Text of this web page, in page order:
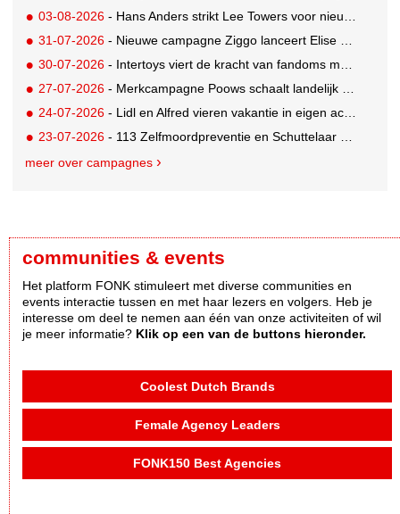
03-08-2026 - Hans Anders strikt Lee Towers voor nieuwe campagne
31-07-2026 - Nieuwe campagne Ziggo lanceert Elise Schaap als expert over de Nederlandse voetbalbeleving
30-07-2026 - Intertoys viert de kracht van fandoms met nieuwe social media campagne rondom Olivia Rodrigo
27-07-2026 - Merkcampagne Poows schaalt landelijk op met gerichte Out of Home strategie
24-07-2026 - Lidl en Alfred vieren vakantie in eigen achtertuin
23-07-2026 - 113 Zelfmoordpreventie en Schuttelaar & Partners richten bewustwordingscampagne op mannen
meer over campagnes
communities & events
Het platform FONK stimuleert met diverse communities en
events interactie tussen en met haar lezers en volgers. Heb je
interesse om deel te nemen aan één van onze activiteiten of wil
je meer informatie? Klik op een van de buttons hieronder.
Coolest Dutch Brands
Female Agency Leaders
FONK150 Best Agencies